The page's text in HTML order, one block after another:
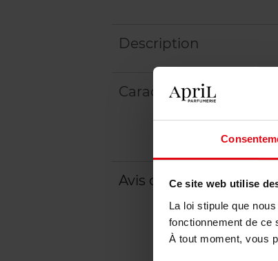
Ce site web utilise
La loi stipule que
fonctionnement de ce
À tout moment, vous
Description
Caractéristiques
Avis client Politique relative